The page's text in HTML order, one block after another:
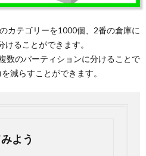
カテゴリーを1000個、2番の倉庫に
ることができます。
数のパーティションに分けることで
減らすことができます。
よう